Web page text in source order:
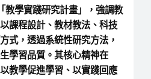
教學實踐研究計畫」，強調教
課程設計、教材教法、科技
式，透過系統性研究方法，
學習品質。其核心精神在
教學促進學習、以實踐回應